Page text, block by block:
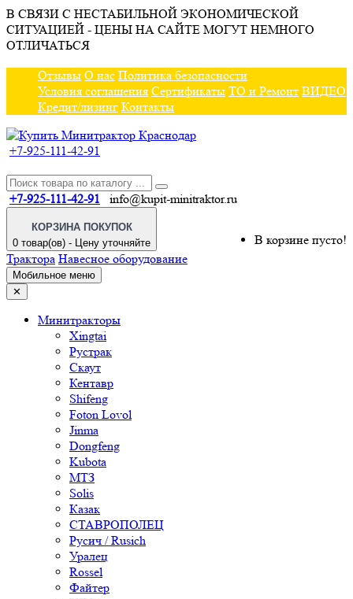
В СВЯЗИ С НЕСТАБИЛЬНОЙ ЭКОНОМИЧЕСКОЙ
СИТУАЦИЕЙ - ЦЕНЫ НА САЙТЕ МОГУТ НЕМНОГО
ОТЛИЧАТЬСЯ
Отзывы О нас Политика безопасности
Условия соглашения Сертификаты ТО и Ремонт ВИДЕО
Кредит/лизинг Контакты
+7-925-111-42-91
+7-925-111-42-91 info@kupit-minitraktor.ru
КОРЗИНА ПОКУПОК
0 товар(ов) - Цену уточняйте
В корзине пусто!
Трактора Навесное оборудование
Мобильное меню
✕
Минитракторы
Xingtai
Рустрак
Скаут
Кентавр
Shifeng
Foton Lovol
Jinma
Dongfeng
Kubota
МТЗ
Solis
Казак
СТАВРОПОЛЕЦ
Русич / Rusich
Уралец
Rossel
Файтер